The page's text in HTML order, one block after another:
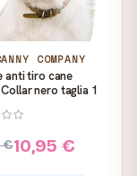
COMPANY
anti tiro cane
nero taglia 1
€10,95 €